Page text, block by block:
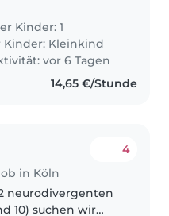
Kinder: 1
Kinder: Kleinkind
vor 6 Tagen
14,65 €/Stunde
in Köln
4
neurodivergenten
10) suchen wir